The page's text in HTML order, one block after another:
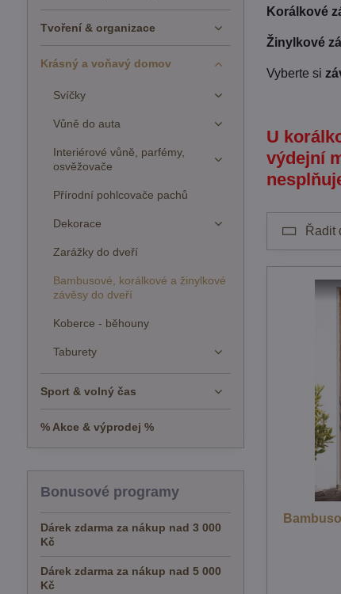
Korálkové
Žinylkové
Vyberte si
U
výdejní
Řadit
Tvoření & organizace
Krásný a voňavý domov
Svíčky
Vůně do auta
Interiérové vůně, parfémy,
osvěžovače
Přírodní pohlcovače pachů
Dekorace
Zarážky do dveří
Bambusové, korálkové a žinylkové
závěsy do dveří
Koberce - běhouny
Taburety
Sport & volný čas
% Akce & výprodej %
Bonusové programy
Dárek zdarma za nákup nad 3 000
Kč
Dárek zdarma za nákup nad 5 000
Kč